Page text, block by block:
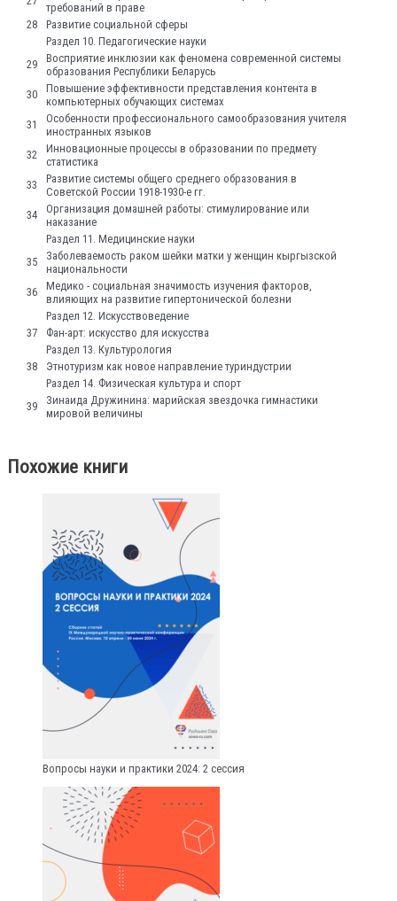
требований в праве
28
Развитие социальной сферы
Раздел 10. Педагогические науки
29
Восприятие инклюзии как феномена современной системы
образования Республики Беларусь
30
Повышение эффективности представления контента в
компьютерных обучающих системах
31
Особенности профессионального самообразования учителя
иностранных языков
32
Инновационные процессы в образовании по предмету
статистика
33
Развитие системы общего среднего образования в
Советской России 1918-1930-е гг.
34
Организация домашней работы: стимулирование или
наказание
Раздел 11. Медицинские науки
35
Заболеваемость раком шейки матки у женщин кыргызской
национальности
36
Медико - социальная значимость изучения факторов,
влияющих на развитие гипертонической болезни
Раздел 12. Искусствоведение
37
Фан-арт: искусство для искусства
Раздел 13. Культурология
38
Этнотуризм как новое направление туриндустрии
Раздел 14. Физическая культура и спорт
39
Зинаида Дружинина: марийская звездочка гимнастики
мировой величины
Похожие книги
Вопросы науки и практики 2024: 2 сессия